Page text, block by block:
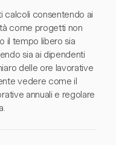
calcoli consentendo ai
come progetti non
il tempo libero sia
sia ai dipendenti
delle ore lavorative
vedere come il
annuali e regolare